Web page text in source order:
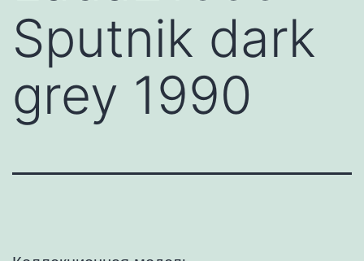
Sputnik dark
grey 1990